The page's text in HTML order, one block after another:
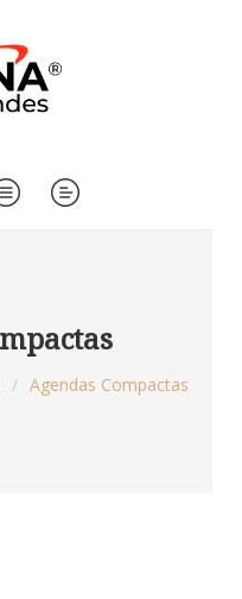
/ Agendas Compactas